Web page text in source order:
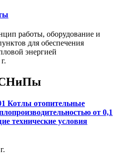
работы, оборудование и
для обеспечения
энергией
Котлы отопительные
от 0,1
технические условия